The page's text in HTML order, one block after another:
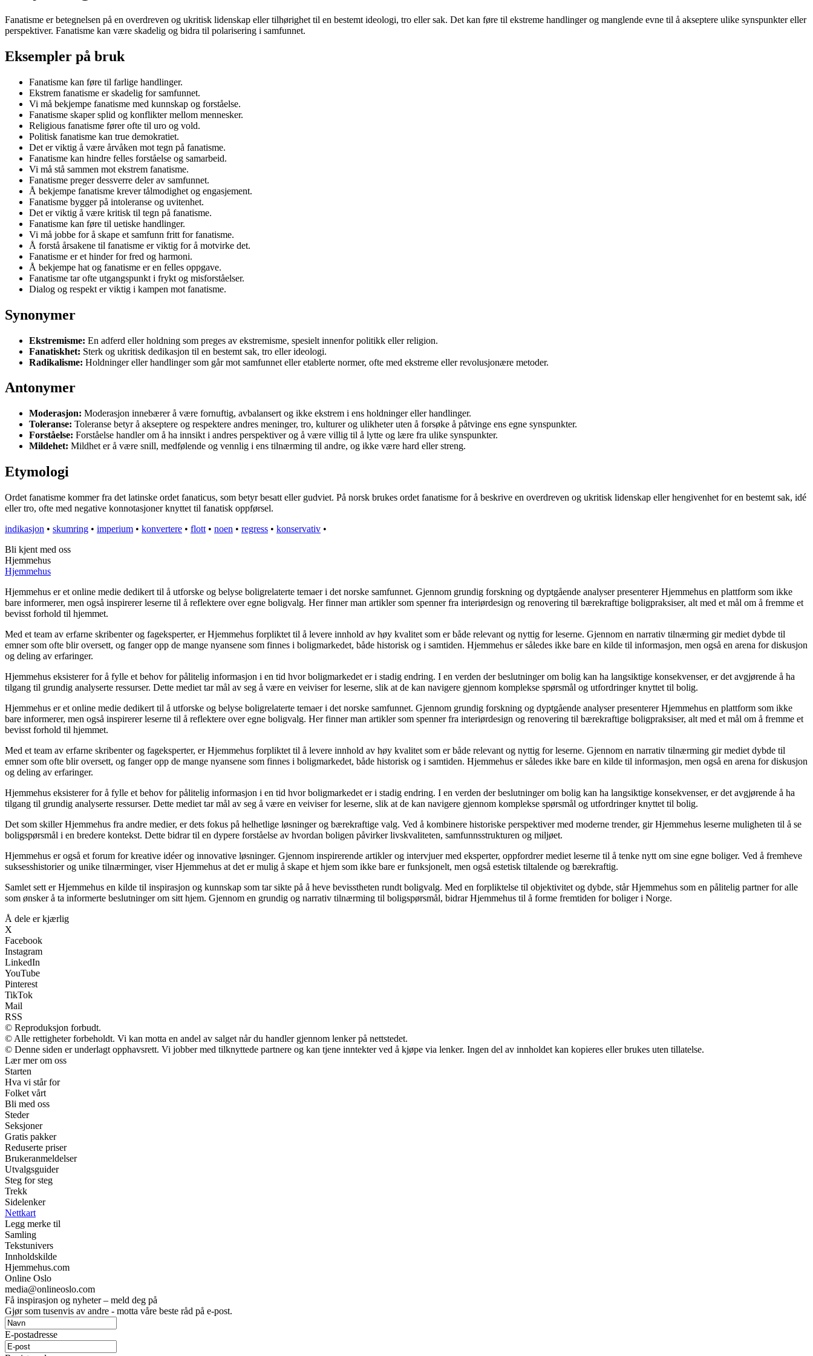
Fanatisme er betegnelsen på en overdreven og ukritisk lidenskap eller tilhørighet til en bestemt ideologi, tro eller sak. Det kan føre til ekstreme handlinger og manglende evne til å akseptere ulike synspunkter eller
perspektiver. Fanatisme kan være skadelig og bidra til polarisering i samfunnet.
Eksempler på bruk
Fanatisme kan føre til farlige handlinger.
Ekstrem fanatisme er skadelig for samfunnet.
Vi må bekjempe fanatisme med kunnskap og forståelse.
Fanatisme skaper splid og konflikter mellom mennesker.
Religious fanatisme fører ofte til uro og vold.
Politisk fanatisme kan true demokratiet.
Det er viktig å være årvåken mot tegn på fanatisme.
Fanatisme kan hindre felles forståelse og samarbeid.
Vi må stå sammen mot ekstrem fanatisme.
Fanatisme preger dessverre deler av samfunnet.
Å bekjempe fanatisme krever tålmodighet og engasjement.
Fanatisme bygger på intoleranse og uvitenhet.
Det er viktig å være kritisk til tegn på fanatisme.
Fanatisme kan føre til uetiske handlinger.
Vi må jobbe for å skape et samfunn fritt for fanatisme.
Å forstå årsakene til fanatisme er viktig for å motvirke det.
Fanatisme er et hinder for fred og harmoni.
Å bekjempe hat og fanatisme er en felles oppgave.
Fanatisme tar ofte utgangspunkt i frykt og misforståelser.
Dialog og respekt er viktig i kampen mot fanatisme.
Synonymer
Ekstremisme: En adferd eller holdning som preges av ekstremisme, spesielt innenfor politikk eller religion.
Fanatiskhet: Sterk og ukritisk dedikasjon til en bestemt sak, tro eller ideologi.
Radikalisme: Holdninger eller handlinger som går mot samfunnet eller etablerte normer, ofte med ekstreme eller revolusjonære metoder.
Antonymer
Moderasjon: Moderasjon innebærer å være fornuftig, avbalansert og ikke ekstrem i ens holdninger eller handlinger.
Toleranse: Toleranse betyr å akseptere og respektere andres meninger, tro, kulturer og ulikheter uten å forsøke å påtvinge ens egne synspunkter.
Forståelse: Forståelse handler om å ha innsikt i andres perspektiver og å være villig til å lytte og lære fra ulike synspunkter.
Mildehet: Mildhet er å være snill, medfølende og vennlig i ens tilnærming til andre, og ikke være hard eller streng.
Etymologi
Ordet fanatisme kommer fra det latinske ordet fanaticus, som betyr besatt eller gudviet. På norsk brukes ordet fanatisme for å beskrive en overdreven og ukritisk lidenskap eller hengivenhet for en bestemt sak, idé
eller tro, ofte med negative konnotasjoner knyttet til fanatisk oppførsel.
indikasjon • skumring • imperium • konvertere • flott • noen • regress • konservativ •
Bli kjent med oss
Hjemmehus
Hjemmehus
Hjemmehus er et online medie dedikert til å utforske og belyse boligrelaterte temaer i det norske samfunnet. Gjennom grundig forskning og dyptgående analyser presenterer Hjemmehus en plattform som ikke
bare informerer, men også inspirerer leserne til å reflektere over egne boligvalg. Her finner man artikler som spenner fra interiørdesign og renovering til bærekraftige boligpraksiser, alt med et mål om å fremme et
bevisst forhold til hjemmet.
Med et team av erfarne skribenter og fageksperter, er Hjemmehus forpliktet til å levere innhold av høy kvalitet som er både relevant og nyttig for leserne. Gjennom en narrativ tilnærming gir mediet dybde til
emner som ofte blir oversett, og fanger opp de mange nyansene som finnes i boligmarkedet, både historisk og i samtiden. Hjemmehus er således ikke bare en kilde til informasjon, men også en arena for diskusjon
og deling av erfaringer.
Hjemmehus eksisterer for å fylle et behov for pålitelig informasjon i en tid hvor boligmarkedet er i stadig endring. I en verden der beslutninger om bolig kan ha langsiktige konsekvenser, er det avgjørende å ha
tilgang til grundig analyserte ressurser. Dette mediet tar mål av seg å være en veiviser for leserne, slik at de kan navigere gjennom komplekse spørsmål og utfordringer knyttet til bolig.
Hjemmehus er et online medie dedikert til å utforske og belyse boligrelaterte temaer i det norske samfunnet. Gjennom grundig forskning og dyptgående analyser presenterer Hjemmehus en plattform som ikke
bare informerer, men også inspirerer leserne til å reflektere over egne boligvalg. Her finner man artikler som spenner fra interiørdesign og renovering til bærekraftige boligpraksiser, alt med et mål om å fremme et
bevisst forhold til hjemmet.
Med et team av erfarne skribenter og fageksperter, er Hjemmehus forpliktet til å levere innhold av høy kvalitet som er både relevant og nyttig for leserne. Gjennom en narrativ tilnærming gir mediet dybde til
emner som ofte blir oversett, og fanger opp de mange nyansene som finnes i boligmarkedet, både historisk og i samtiden. Hjemmehus er således ikke bare en kilde til informasjon, men også en arena for diskusjon
og deling av erfaringer.
Hjemmehus eksisterer for å fylle et behov for pålitelig informasjon i en tid hvor boligmarkedet er i stadig endring. I en verden der beslutninger om bolig kan ha langsiktige konsekvenser, er det avgjørende å ha
tilgang til grundig analyserte ressurser. Dette mediet tar mål av seg å være en veiviser for leserne, slik at de kan navigere gjennom komplekse spørsmål og utfordringer knyttet til bolig.
Det som skiller Hjemmehus fra andre medier, er dets fokus på helhetlige løsninger og bærekraftige valg. Ved å kombinere historiske perspektiver med moderne trender, gir Hjemmehus leserne muligheten til å se
boligspørsmål i en bredere kontekst. Dette bidrar til en dypere forståelse av hvordan boligen påvirker livskvaliteten, samfunnsstrukturen og miljøet.
Hjemmehus er også et forum for kreative idéer og innovative løsninger. Gjennom inspirerende artikler og intervjuer med eksperter, oppfordrer mediet leserne til å tenke nytt om sine egne boliger. Ved å fremheve
suksesshistorier og unike tilnærminger, viser Hjemmehus at det er mulig å skape et hjem som ikke bare er funksjonelt, men også estetisk tiltalende og bærekraftig.
Samlet sett er Hjemmehus en kilde til inspirasjon og kunnskap som tar sikte på å heve bevisstheten rundt boligvalg. Med en forpliktelse til objektivitet og dybde, står Hjemmehus som en pålitelig partner for alle
som ønsker å ta informerte beslutninger om sitt hjem. Gjennom en grundig og narrativ tilnærming til boligspørsmål, bidrar Hjemmehus til å forme fremtiden for boliger i Norge.
Å dele er kjærlig
X
Facebook
Instagram
LinkedIn
YouTube
Pinterest
TikTok
Mail
RSS
© Reproduksjon forbudt.
© Alle rettigheter forbeholdt. Vi kan motta en andel av salget når du handler gjennom lenker på nettstedet.
© Denne siden er underlagt opphavsrett. Vi jobber med tilknyttede partnere og kan tjene inntekter ved å kjøpe via lenker. Ingen del av innholdet kan kopieres eller brukes uten tillatelse.
Lær mer om oss
Starten
Hva vi står for
Folket vårt
Bli med oss
Steder
Seksjoner
Gratis pakker
Reduserte priser
Brukeranmeldelser
Utvalgsguider
Steg for steg
Trekk
Sidelenker
Nettkart
Legg merke til
Samling
Tekstunivers
Innholdskilde
Hjemmehus.com
Online Oslo
media@onlineoslo.com
Få inspirasjon og nyheter – meld deg på
Gjør som tusenvis av andre - motta våre beste råd på e-post.
E-postadresse